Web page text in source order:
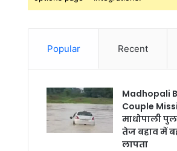
Popular Recent
Madhopali
Couple
माधोपाली
तेज बहाव में
लापता